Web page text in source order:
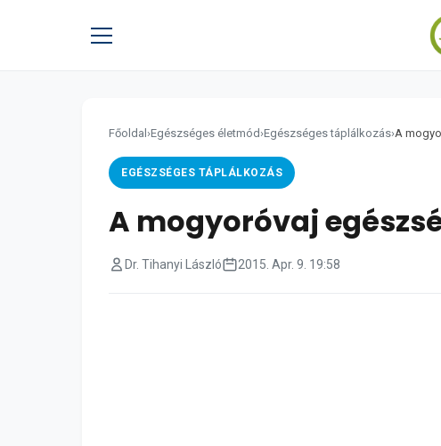
Főoldal ›Egészséges életmód ›Egészséges táplálkozás›A
EGÉSZSÉGES TÁPLÁLKOZÁS
A mogyoróvaj
Dr. Tihanyi László 2015. Apr. 9. 19:58